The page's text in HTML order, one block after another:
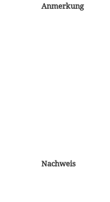
Anmerkung
Nachweis